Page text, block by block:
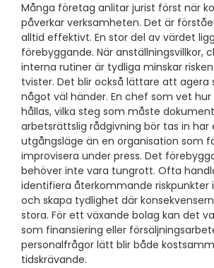
Många företag anlitar jurist först när
påverkar verksamheten. Det är
alltid effektivt. En stor del av värdet
förebyggande. När anställningsvillkor,
interna rutiner är tydliga minskar
tvister. Det blir också lättare att agera
något väl händer. En chef som vet hur
hållas, vilka steg som måste
arbetsrättslig rådgivning bör tas in
utgångsläge än en organisation som
improvisera under press. Det
behöver inte vara tungrott. Ofta
identifiera återkommande riskpunkter
och skapa tydlighet där
stora. För ett växande bolag kan det
som finansiering eller
personalfrågor lätt blir både
tidskrävande.